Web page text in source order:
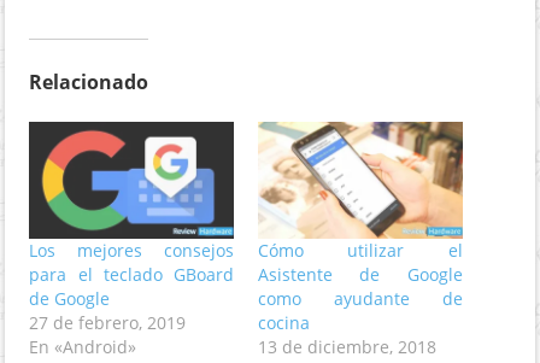
Relacionado
Los mejores consejos
para el teclado GBoard
de Google
27 de febrero, 2019
En «Android»
Cómo utilizar el
Asistente de Google
como ayudante de
cocina
13 de diciembre, 2018